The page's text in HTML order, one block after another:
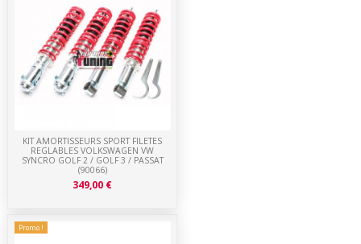
Promo !
KIT AMORTISSEURS SPORT FILETES
REGLABLES VOLKSWAGEN VW
SYNCRO GOLF 2 / GOLF 3 / PASSAT
(90066)
349,00 €